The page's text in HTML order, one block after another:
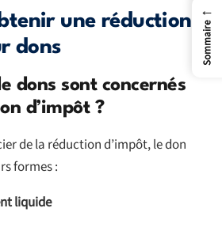
une réduction
dons
dons sont concernés
d’impôt ?
de la réduction d’impôt, le don
formes :
liquide
←
Sommaire